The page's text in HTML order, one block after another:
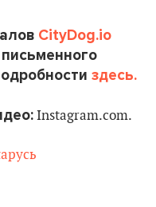
CityDog.io
здесь.
Instagram.com.